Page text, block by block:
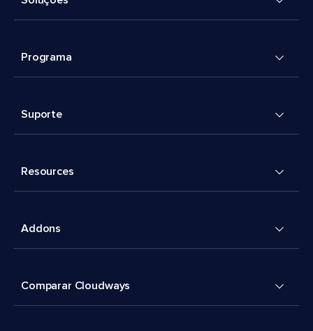
Programa
Suporte
Resources
Addons
Comparar Cloudways